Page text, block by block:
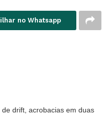
no Whatsapp
drift, acrobacias em duas